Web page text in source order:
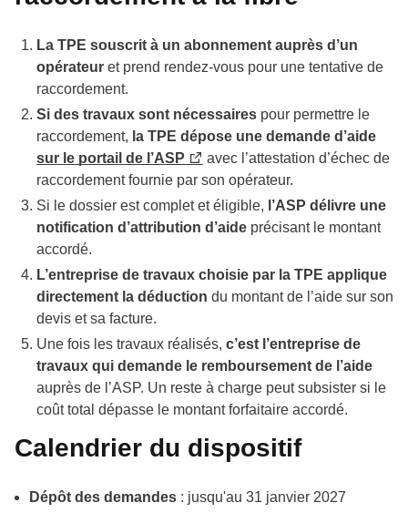
La TPE souscrit à un abonnement auprès d’un
opérateur et prend rendez-vous pour une tentative de
raccordement.
Si des travaux sont nécessaires pour permettre le
raccordement, a TPE dépose une demande d’aide
sur le portail de l’ASP
avec l’attestation d’échec de
raccordement fournie par son opérateur.
Si le dossier est complet et éligible, l’ASP délivre une
notification d’attribution d’aide précisant le montant
accordé.
L’entreprise de travaux choisie par la TPE applique
directement la déduction du montant de l’aide sur son
devis et sa facture.
Une fois les travaux réalisés, c’est l’entreprise de
travaux qui demande le remboursement de l’aide
auprès de l’ASP. Un reste à charge peut subsister si le
coût total dépasse le montant forfaitaire accordé.
Calendrier du dispositif
Dépôt des demandes : jusqu'au 31 janvier 2027